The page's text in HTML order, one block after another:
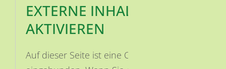
EXTERNE INHALTE
AKTIVIEREN
Auf dieser Seite ist eine OSM Karte